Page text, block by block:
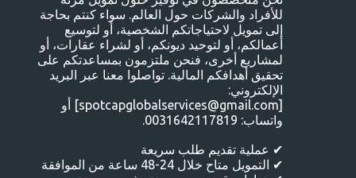
للأفراد والشركات حول العالم. سواء كنتم بحاجة
إلى تمويل لاحتياجاتكم الشخصية، أو لتوسيع
أعمالكم، أو لتوحيد ديونكم، أو لشراء عقارات، أو
لمشاريع أخرى، فنحن ملتزمون بمساعدتكم على
تحقيق أهدافكم المالية. تواصلوا معنا عبر البريد
الإلكتروني:
[spotcapglobalservices@gmail.com] أو
واتساب: 0031642117819.
✔ عملية تقديم طلب سريعة
✔ التمويل متاح خلال 24-48 ساعة من الموافقة